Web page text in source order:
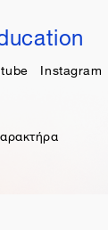
Instagram